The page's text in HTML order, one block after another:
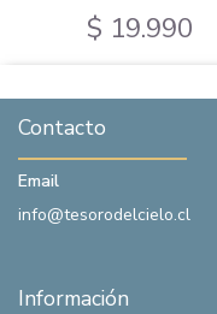
$ 19.990
Contacto
Email
info@tesorodelcielo.cl
Información